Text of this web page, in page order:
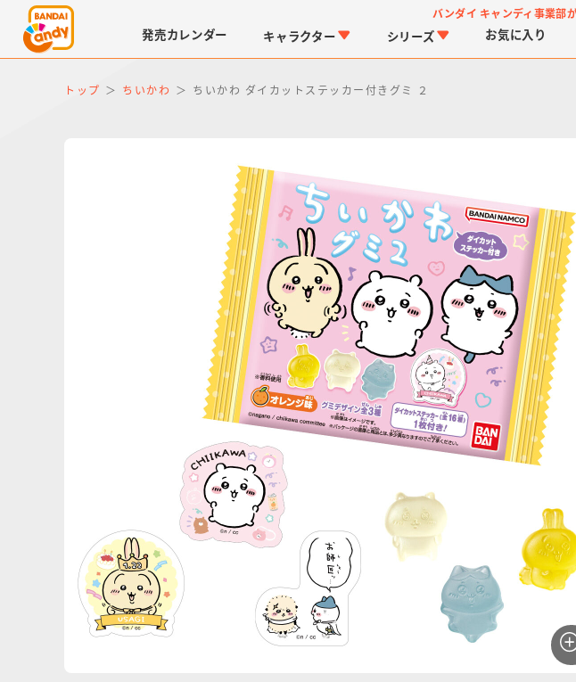
バンダイ キャンディ事業部
発売カレンダー キャラクター
仮面ライダーシリーズ
PROJECT R.E.D.・ス
ーパー戦隊シリーズ
シリーズ
キャラパキ つりグミ
お気に入り
トップ ちいかわ ちいかわ ダイカットステッカー付きグミ ２